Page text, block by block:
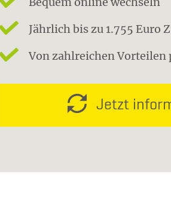
Jährlich bis zu 1.755 Euro
Von zahlreichen
Jetzt